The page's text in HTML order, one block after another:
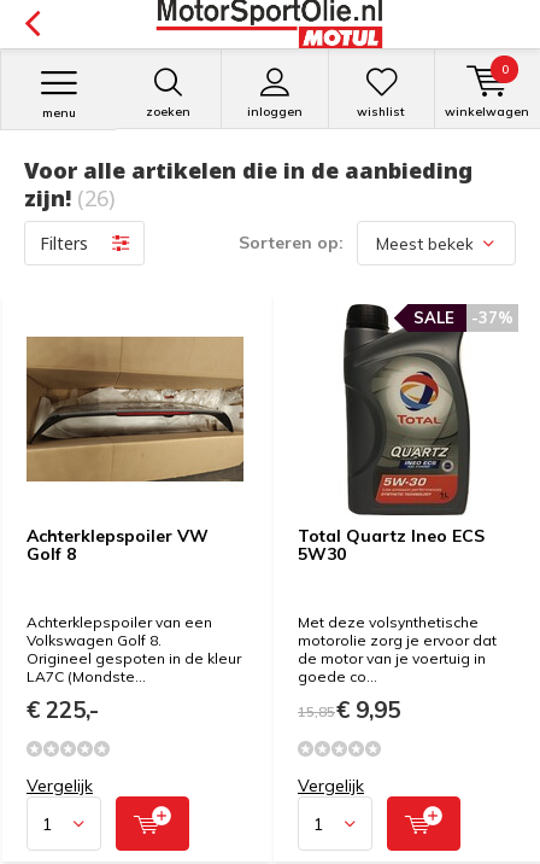
zoeken inloggen
menu wishlist winkelwagen
0
Voor alle artikelen die in de aanbieding
zijn! (26)
Filters Sorteren op:
Achterklepspoiler VW
Golf 8
Achterklepspoiler van een
Volkswagen Golf 8.
Origineel gespoten in de kleur
LA7C (Mondste...
€ 225,-
Vergelijk
Total Quartz Ineo ECS
5W30
-37%
SALE
Met deze volsynthetische
motorolie zorg je ervoor dat
de motor van je voertuig in
goede co...
15,85€ 9,95
Vergelijk